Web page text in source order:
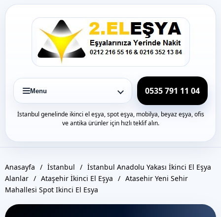
Icerige
Menu 0535 791 11 04
İstanbul genelinde ikinci el eşya, spot eşya, mobilya, beyaz eşya, ofis
ve antika ürünler için hızlı teklif alın.
Anasayfa / İstanbul / İstanbul Anadolu Yakası İkinci El Eşya
Alanlar / Ataşehir İkinci El Eşya / Atasehir Yeni Sehir
Mahallesi Spot Ikinci El Esya